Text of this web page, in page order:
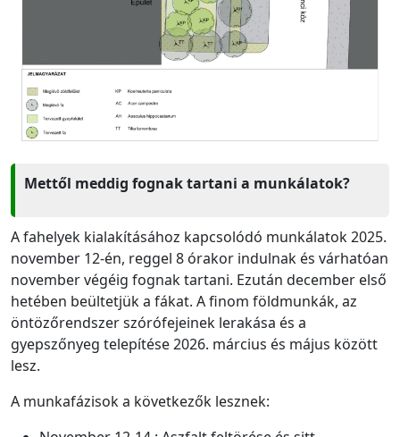
Mettől meddig fognak tartani a munkálatok?
A fahelyek kialakításához kapcsolódó munkálatok 2025.
november 12-én, reggel 8 órakor indulnak és várhatóan
november végéig fognak tartani. Ezután december első
hetében beültetjük a fákat. A finom földmunkák, az
öntözőrendszer szórófejeinek lerakása és a
gyepszőnyeg telepítése 2026. március és május között
lesz.
A munkafázisok a következők lesznek: